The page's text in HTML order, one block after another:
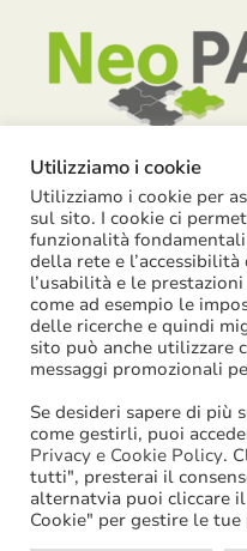
Piazza Garibaldi,
info@neopa.it
info@pec.neopa.it
0131 1911 646
Seguici su
2026©NeoPA S.p.a.
Utilizziamo i cookie
Utilizziamo i cookie per
sul sito. I cookie ci
funzionalità
della rete e
l’usabilità e le
come ad esempio le
delle ricerche e quindi
sito può anche utilizzare
messaggi promozionali
Se desideri sapere di più
come gestirli, puoi
Privacy e Cookie Policy.
tutti", presterai il
alternatvia puoi cliccare
Cookie" per gestire le tue